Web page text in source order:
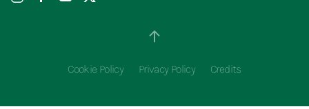
Cookie Policy Privacy Policy Credits